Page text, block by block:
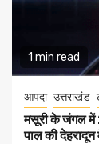
1 min read
आपदा उत्तराखंड
मसूरी के जंगल
पाल की देहरादून